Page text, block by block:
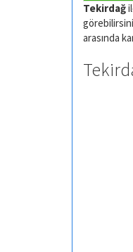
Tekirdağ
arasında